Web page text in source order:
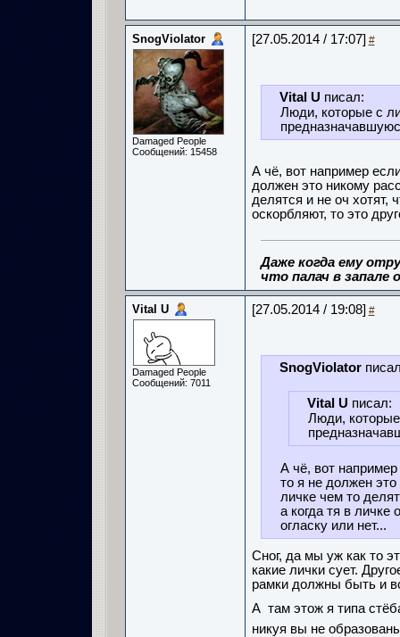
SnogViolator
Damaged People
Сообщений: 15458
[27.05.2014 / 17:07] #
Vital U писал:
Люди, которые с
А чё, вот например
должен это никому
делятся и не оч хотят,
оскорбляют, то это
Даже когда ему
что палач в запале
Vital U
Damaged People
Сообщений: 7011
[27.05.2014 / 19:08] #
SnogViolator
Vital U писал:
Люди,
А чё, вот
то я не должен это
личке чем то
а когда тя в личке
огласку или нет...
Сног, да мы уж как то
какие лички сует.
рамки должны быть и
А там этож я типа
никуя вы не